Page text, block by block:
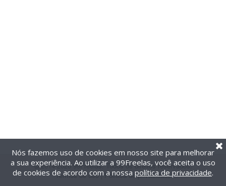
@2014-2026 99Freelas. Todos os direitos reservados.
Termos de uso| Política de privacidade
Nós fazemos uso de cookies em nosso site para melhorar
a sua experiência. Ao utilizar a 99Freelas, você aceita o uso
de cookies de acordo com a nossa política de privacidade.